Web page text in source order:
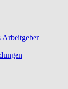
Arbeitgeber